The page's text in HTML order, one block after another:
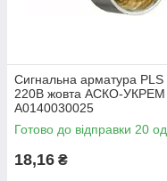
Сигнальна арматура PLS
220В жовта АСКО-УКРЕМ
A0140030025
Готово до відправки 20 од.
18,16 ₴